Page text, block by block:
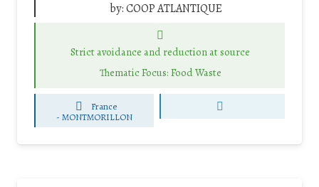
by:COOP ATLANTIQUE
Strict avoidance and reduction at source
Thematic Focus: Food Waste
France
-MONTMORILLON